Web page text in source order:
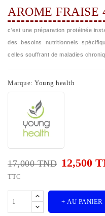
AROME FRAISE
c'est une préparation protéinée
des besoins nutritionnels
celles souffrant de maladies
Marque: Young health
17,000 TND 12,500
TTC
+ AU PANIER